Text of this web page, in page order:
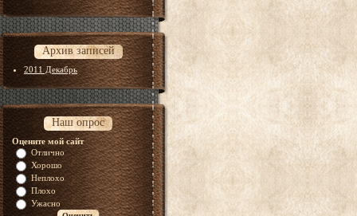
Архив записей
2011 Декабрь
Наш опрос
Оцените мой сайт
Отлично
Хорошо
Неплохо
Плохо
Ужасно